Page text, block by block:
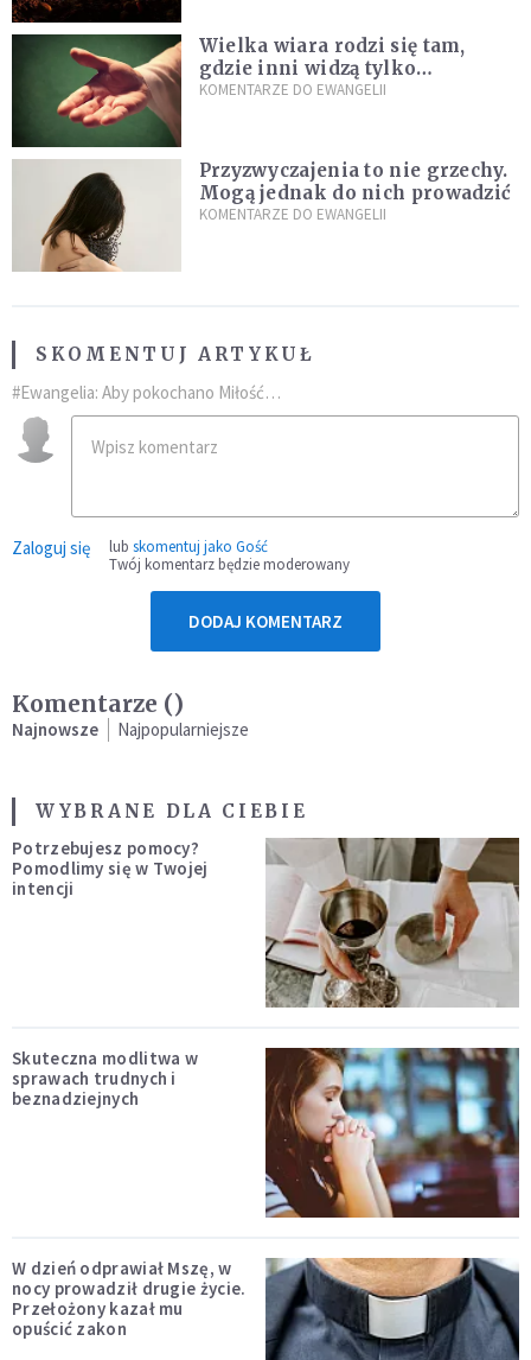
Wielka wiara rodzi się tam,
gdzie inni widzą tylko
przeszkody
KOMENTARZE DO EWANGELII
Przyzwyczajenia to nie grzechy.
Mogą jednak do nich prowadzić
KOMENTARZE DO EWANGELII
SKOMENTUJ ARTYKUŁ
#Ewangelia: Aby pokochano Miłość…
Zaloguj się lub skomentuj jako Gość
Twój komentarz będzie moderowany
DODAJ KOMENTARZ
Komentarze ()
Najnowsze Najpopularniejsze
WYBRANE DLA CIEBIE
Potrzebujesz pomocy?
Pomodlimy się w Twojej
intencji
Skuteczna modlitwa w
sprawach trudnych i
beznadziejnych
W dzień odprawiał Mszę, w
nocy prowadził drugie życie.
Przełożony kazał mu
opuścić zakon